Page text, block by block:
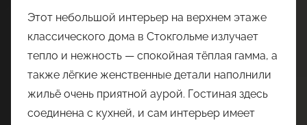
Этот небольшой интерьер на верхнем этаже
классического дома в Стокгольме излучает
тепло и нежность — спокойная тёплая гамма, а
также лёгкие женственные детали наполнили
жильё очень приятной аурой. Гостиная здесь
соединена с кухней, и сам интерьер имеет